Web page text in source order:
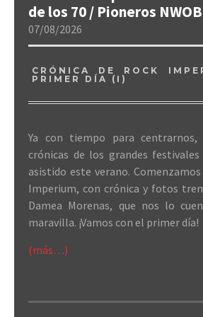
de los 70 / Pioneros
07/08/2026
CRÓNICA DE ROCK
PRIMER DÍA (I)
Ya con tiempo para centrarnos,
crónicas de los grandes
asistido este verano.
Imperium, con crónica y fotos
Damea Morenas, que nos lo
maravilla. ¡Vamos con el primer día!
(más…)